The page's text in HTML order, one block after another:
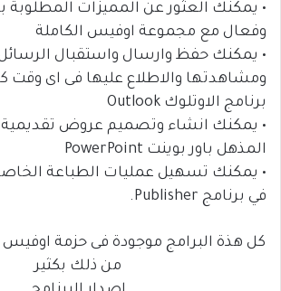
• يمكنك العثور عن المميزات
وفعال مع مجموعة اوفيس الكاملة
• يمكنك حفظ وارسال واستقبال الرسائل
ومشاهدتها والاطلاع عليها فى اى وقت
برنامج الاوتلوك Outlook
• يمكنك انشاء وتصميم عروض تقديمية
المذهل باور بوينت PowerPoint
• يمكنك تسهيل عمليات الطباعة
في برنامج Publisher.
من ذلك بكثير